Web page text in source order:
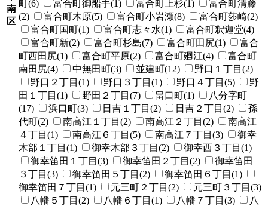
南
区
町(6) 富合町御船手(1) 富合町上杉(1)
富合町清藤
(2)
富合町木原(5) 富合町小岩瀬(8)
富合町莎崎(2)
富合町国町(1)
富合町志々水(1)
富合町釈迦堂(4)
富合町新(2)
富合町杉島(7) 富合町田尻(1)
富合
町西田尻(1)
富合町平原(2) 富合町廻江(4)
富合町
南田尻(4)
中無田町(3) 並建町(12)
野口１丁目(2)
野口２丁目(1)
野口３丁目(1) 野口４丁目(5)
野
田１丁目(1)
野田２丁目(7) 畠口町(1)
八分字町
(17)
浜口町(3) 日吉１丁目(2) 日吉２丁目(2)
孫
代町(2)
南高江１丁目(2) 南高江２丁目(2)
南高江
４丁目(1)
南高江６丁目(5) 南高江７丁目(3)
御幸
木部１丁目(1)
御幸木部３丁目(2)
御幸西３丁目(1)
御幸笛田１丁目(3)
御幸笛田２丁目(2)
御幸笛田
３丁目(3)
御幸笛田５丁目(2)
御幸笛田６丁目(1)
御幸笛田７丁目(1)
元三町２丁目(2)
元三町３丁目(3)
八幡５丁目(2)
八幡６丁目(1) 八幡７丁目(3)
八